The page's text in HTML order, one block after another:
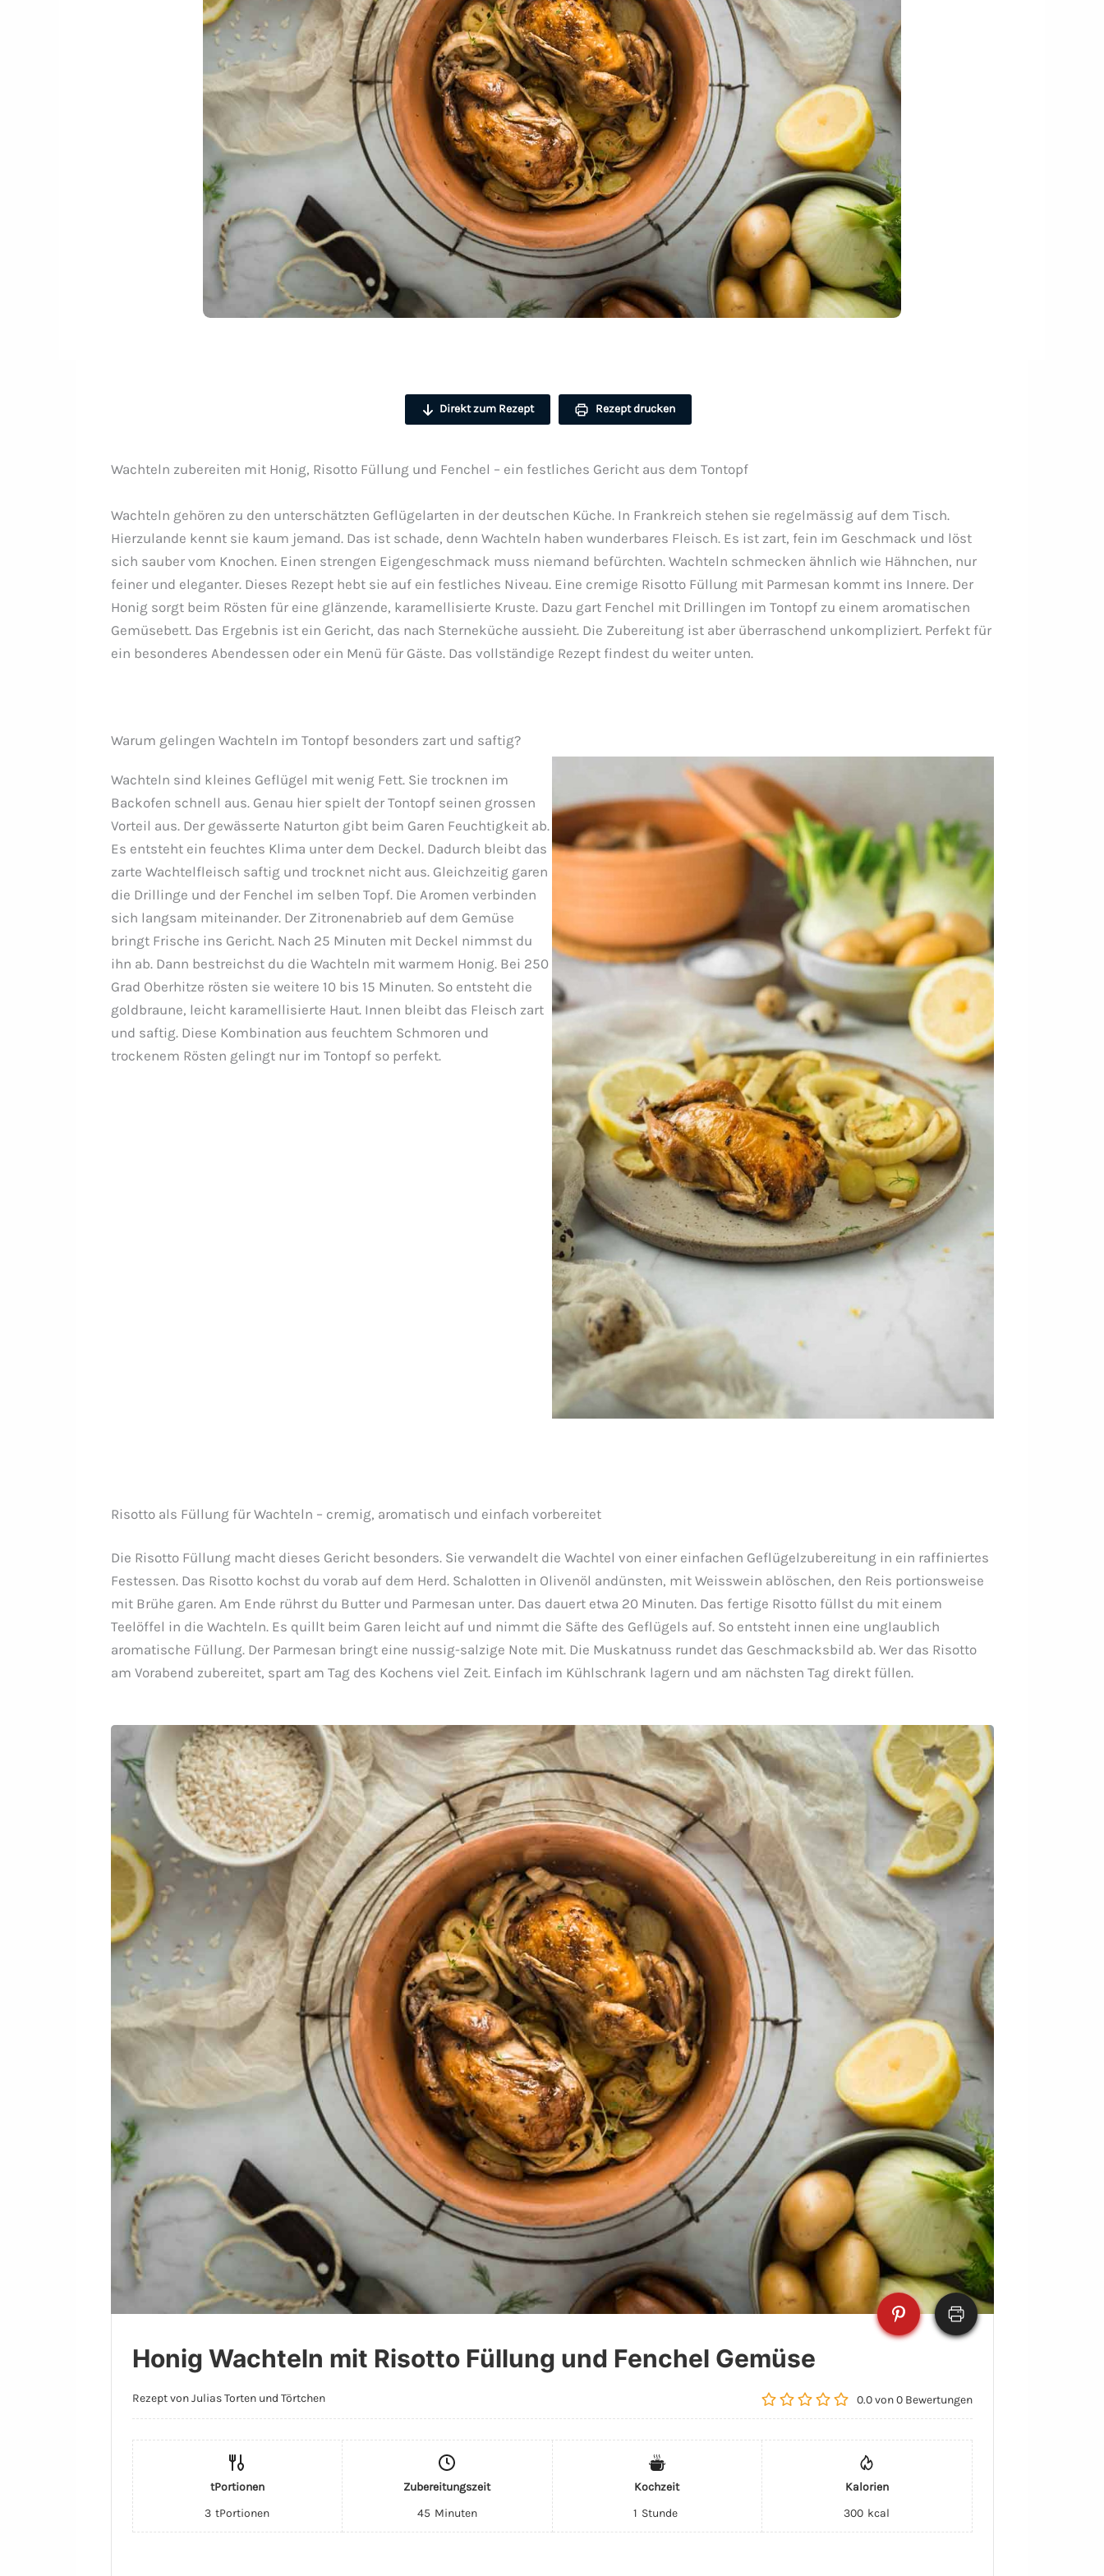
Direkt zum Rezept Rezept drucken
Wachteln zubereiten mit Honig, Risotto Füllung und Fenchel – ein festliches Gericht aus dem Tontopf
Wachteln gehören zu den unterschätzten Geflügelarten in der deutschen Küche. In Frankreich stehen sie regelmässig auf dem Tisch.
Hierzulande kennt sie kaum jemand. Das ist schade, denn Wachteln haben wunderbares Fleisch. Es ist zart, fein im Geschmack und löst
sich sauber vom Knochen. Einen strengen Eigengeschmack muss niemand befürchten. Wachteln schmecken ähnlich wie Hähnchen, nur
feiner und eleganter. Dieses Rezept hebt sie auf ein festliches Niveau. Eine cremige Risotto Füllung mit Parmesan kommt ins Innere. Der
Honig sorgt beim Rösten für eine glänzende, karamellisierte Kruste. Dazu gart Fenchel mit Drillingen im Tontopf zu einem aromatischen
Gemüsebett. Das Ergebnis ist ein Gericht, das nach Sterneküche aussieht. Die Zubereitung ist aber überraschend unkompliziert. Perfekt für
ein besonderes Abendessen oder ein Menü für Gäste. Das vollständige Rezept findest du weiter unten.
Warum gelingen Wachteln im Tontopf besonders zart und saftig?
Wachteln sind kleines Geflügel mit wenig Fett. Sie trocknen im
Backofen schnell aus. Genau hier spielt der Tontopf seinen grossen
Vorteil aus. Der gewässerte Naturton gibt beim Garen Feuchtigkeit ab.
Es entsteht ein feuchtes Klima unter dem Deckel. Dadurch bleibt das
zarte Wachtelfleisch saftig und trocknet nicht aus. Gleichzeitig garen
die Drillinge und der Fenchel im selben Topf. Die Aromen verbinden
sich langsam miteinander. Der Zitronenabrieb auf dem Gemüse
bringt Frische ins Gericht. Nach 25 Minuten mit Deckel nimmst du
ihn ab. Dann bestreichst du die Wachteln mit warmem Honig. Bei 250
Grad Oberhitze rösten sie weitere 10 bis 15 Minuten. So entsteht die
goldbraune, leicht karamellisierte Haut. Innen bleibt das Fleisch zart
und saftig. Diese Kombination aus feuchtem Schmoren und
trockenem Rösten gelingt nur im Tontopf so perfekt.
Risotto als Füllung für Wachteln – cremig, aromatisch und einfach vorbereitet
Die Risotto Füllung macht dieses Gericht besonders. Sie verwandelt die Wachtel von einer einfachen Geflügelzubereitung in ein raffiniertes
Festessen. Das Risotto kochst du vorab auf dem Herd. Schalotten in Olivenöl andünsten, mit Weisswein ablöschen, den Reis portionsweise
mit Brühe garen. Am Ende rührst du Butter und Parmesan unter. Das dauert etwa 20 Minuten. Das fertige Risotto füllst du mit einem
Teelöffel in die Wachteln. Es quillt beim Garen leicht auf und nimmt die Säfte des Geflügels auf. So entsteht innen eine unglaublich
aromatische Füllung. Der Parmesan bringt eine nussig-salzige Note mit. Die Muskatnuss rundet das Geschmacksbild ab. Wer das Risotto
am Vorabend zubereitet, spart am Tag des Kochens viel Zeit. Einfach im Kühlschrank lagern und am nächsten Tag direkt füllen.
Honig Wachteln mit Risotto Füllung und Fenchel Gemüse
Rezept von Julias Torten und Törtchen 0.0von0Bewertungen
tPortionen
3 tPortionen
Zubereitungszeit
45 Minuten
Kochzeit
1 Stunde
Kalorien
300 kcal